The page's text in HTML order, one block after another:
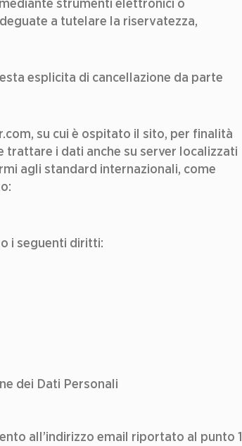
strumenti elettronici o
a tutelare la riservatezza,
esplicita di cancellazione da parte
su cui è ospitato il sito, per finalità
i dati anche su server localizzati
agli standard internazionali, come
i seguenti diritti:
dei Dati Personali
all’indirizzo email riportato al punto 1